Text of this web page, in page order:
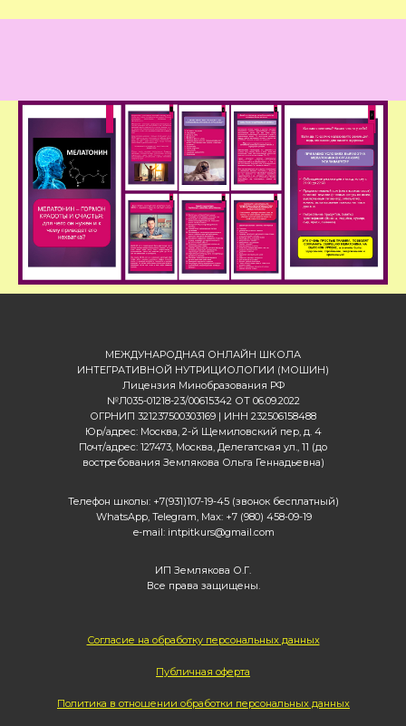
МЕЖДУНАРОДНАЯ ОНЛАЙН ШКОЛА
ИНТЕГРАТИВНОЙ НУТРИЦИОЛОГИИ (МОШИН)
Лицензия Минобразования РФ
№Л035-01218-23/00615342 ОТ 06.09.2022
ОГРНИП 321237500303169 | ИНН 232506158488
Юр/адрес: Москва, 2-й Щемиловский пер, д. 4
Почт/адрес: 127473, Москва, Делегатская ул., 11 (до
востребования Землякова Ольга Геннадьевна)
Телефон школы: +7(931)107-19-45 (звонок бесплатный)
WhatsApp, Telegram, Max: +7 (980) 458-09-19
e-mail: intpitkurs@gmail.com
Согласие на обработку персональных данных
Политика в отношении обработки персональных данных
Публичная оферта
ИП Землякова О.Г.
Все права защищены.